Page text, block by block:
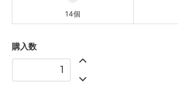
14個
購入数